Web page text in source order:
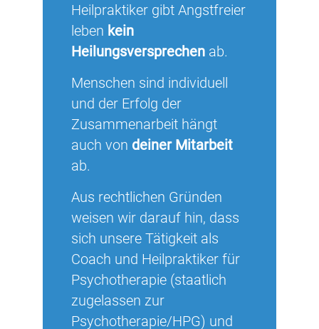
Heilpraktiker gibt Angstfreier
leben kein
Heilungsversprechen ab.
Menschen sind individuell
und der Erfolg der
Zusammenarbeit hängt
auch von deiner Mitarbeit
ab.
Aus rechtlichen Gründen
weisen wir darauf hin, dass
sich unsere Tätigkeit als
Coach und Heilpraktiker für
Psychotherapie (staatlich
zugelassen zur
Psychotherapie/HPG) und